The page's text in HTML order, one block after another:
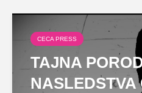
CECA PRESS
TAJNA
NASLEDSTVA